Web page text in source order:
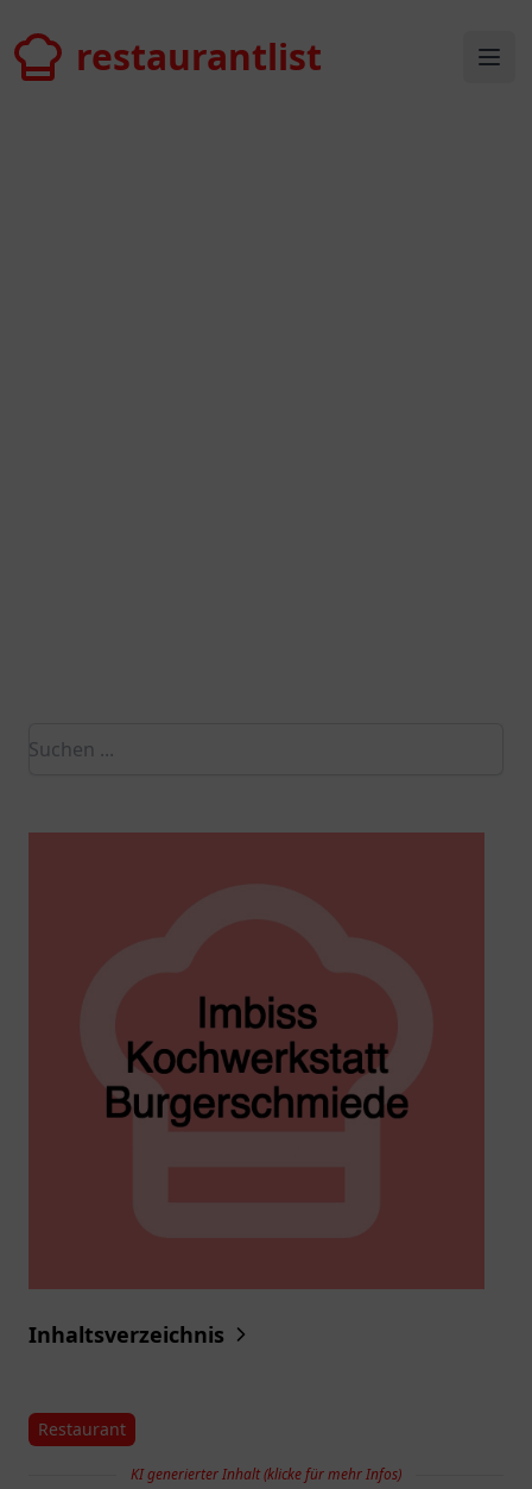
restaurantlistrestaurantlist
Inhaltsverzeichnis
Restaurant
KI generierter Inhalt (klicke für mehr Infos)